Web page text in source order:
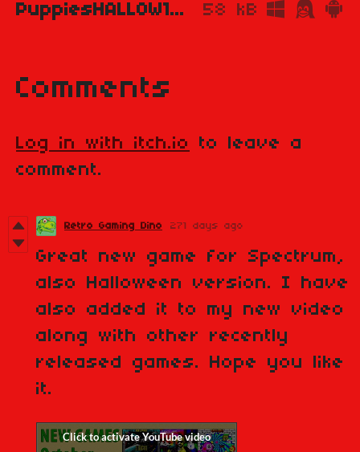
PuppiesHALLOW128.tap
58 kB
Comments
Log in with itch.io
to leave a
comment.
Retro Gaming Dino 271 days ago
Great new game for Spectrum,
also Halloween version. I have
also added it to my new video
along with other recently
released games. Hope you like
it.